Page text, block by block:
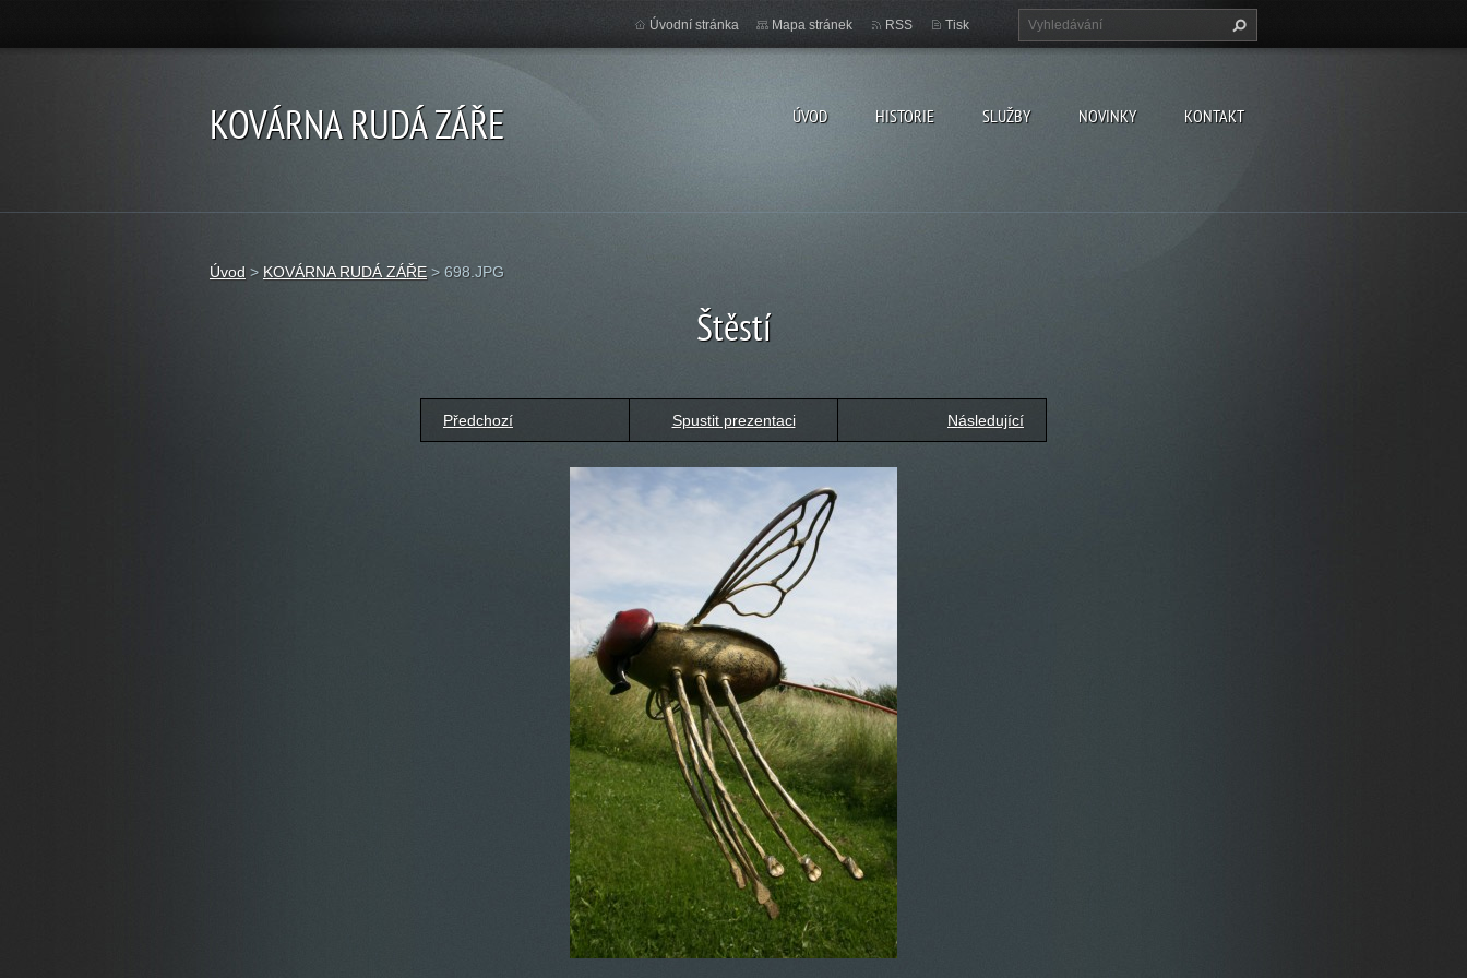
KOVÁRNA RUDÁ ZÁŘE ÚVOD HISTORIE SLUŽBY NOVINKY KONTAKT
Úvodní stránka Mapa stránek RSS Tisk
Úvod > KOVÁRNA RUDÁ ZÁŘE > 698.JPG
Štěstí
Předchozí Spustit prezentaci Následující